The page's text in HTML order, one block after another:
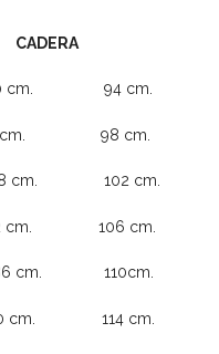
94 cm.
98 cm.
102 cm.
106 cm.
110cm.
114 cm.